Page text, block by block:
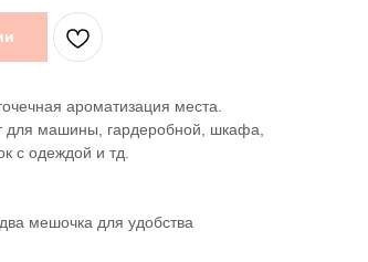
ароматизация места.
для машины, гардеробной, шкафа,
с одеждой и тд.
мешочка для удобства